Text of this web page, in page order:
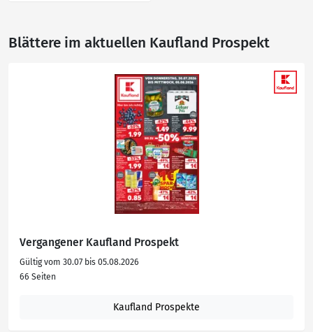
Blättere im aktuellen Kaufland Prospekt
Vergangener Kaufland Prospekt
Gültig vom 30.07 bis 05.08.2026
66 Seiten
Kaufland Prospekte